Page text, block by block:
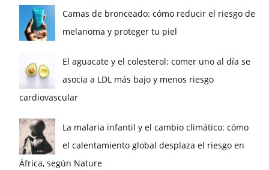
Camas de bronceado: cómo reducir el riesgo de
melanoma y proteger tu piel
El aguacate y el colesterol: comer uno al día se
asocia a LDL más bajo y menos riesgo
cardiovascular
La malaria infantil y el cambio climático: cómo
el calentamiento global desplaza el riesgo en
África, según Nature